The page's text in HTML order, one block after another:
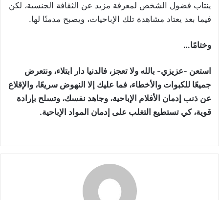
ينتاب فضول الشخص لمعرفة مزيد عن الثقافة الجنسية، لكن
فيما بعد يعتاد مشاهدة تلك الإباحيات، ويصبح مدمنًا لها.
وختامًا…
استعن -عزيزي- بالله ولا تعجز، فالدنيا دار ابتلاء، ونتعرض
جميعًا للكبوات والأخطاء، فما عليك إلا النهوض سريعًا، والإقلاع
عن ذنب إدمان الأفلام الإباحية، وجاهد نفسك، وتسلح بإرادة
قوية، كي تستطيع التغلب على إدمان المواد الإباحية.